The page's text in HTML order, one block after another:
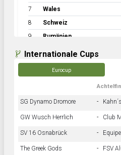
7 Wales
8 Schweiz
9 Rumänien
Internationale Cups
Eurocup
SG Dynamo Dromore -
GW Wusch Herrlich - Club
SV 16 Osnabrück -
The Greek Gods - FSV